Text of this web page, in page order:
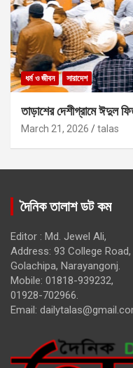
ধর্ম ও জীবন সারাদেশ
তাড়াশের দেশীগ্রামে ঈদুল
March 21, 2026 talas
দৈনিক তালাশ ডট কম
Editor : Md. Jewel Ali,
Address: 93 College Road,
Golachipa, Narayangonj.
Mobile: 01818-939232,
01928-702966.
Email: